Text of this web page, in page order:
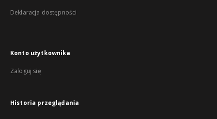
Deklaracja dostępności
Konto użytkownika
Zaloguj się
Historia przeglądania